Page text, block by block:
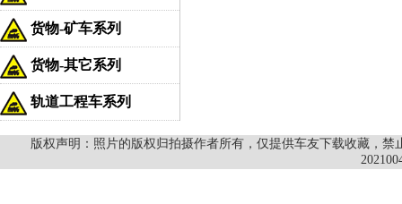
货物-矿车系列
货物-其它系列
轨道工程车系列
版权声明：照片的版权归拍摄作者所有，仅提供车友下载收藏，